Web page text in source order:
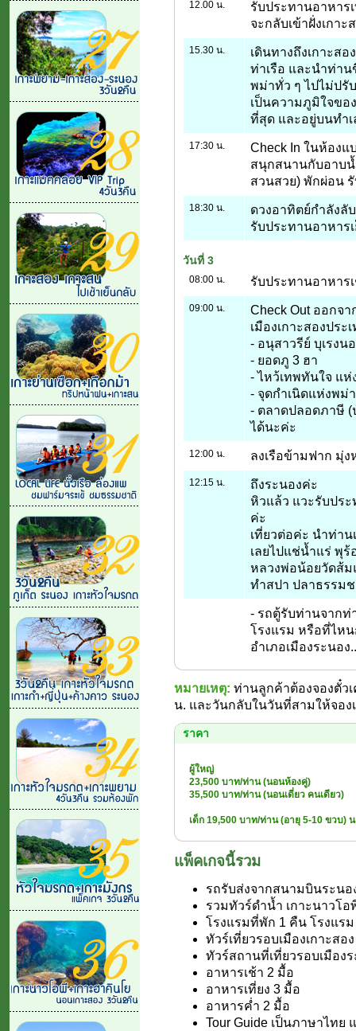
12.00 น.
รับประทานอาหาร
จะกลับเข้าฝั่งเกาะ
15.30 น.
เดินทางถึงเกาะส
ท่าเรือ และนำท่าน
พม่าทั่ว ๆ ไปไม่ปรั
เป็นความภูมิใจขอ
ที่สุด และอยู่บนทำเ
17:30 น.
Check In ในห้องแ
สนุกสนานกับอาบน้
สวนสวย) พักผ่อน
18:30 น.
ดวงอาทิตย์กำลังลั
รับประทานอาหาร
วันที่ 3
08:00 น. รับประทานอาหาร
09:00 น.
Check Out ออกจ
เมืองเกาะสองปร
- อนุสาวรีย์ บุเรงน
- ยอดภู 3 ฮา
- ไหว้เทพทันใจ แห่
- จุดกำเนิดแห่งพม่
- ตลาดปลอดภาษี (
ได้นะค่ะ
12:00 น. ลงเรือข้ามฟาก มุ่
12:15 น.
ถึงระนองค่ะ
หิวแล้ว แวะรับปร
ค่ะ
เที่ยวต่อค่ะ นำท่าน
เลยไปแช่น้ำแร่ พุ
หลวงพ่อน้อยวัดส้ม
ทำสปา ปลาธรรม
- รถตู้รับท่านจากท่
โรงแรม หรือที่ไห
อำเภอเมืองระนอง
หมายเหตุ: ท่านลูกค้าต้องจองตั๋ว
น. และวันกลับในวันที่สามให้จอ
ราคา
ผู้ใหญ่
23,500 บาท/ท่าน (นอนห้องคู่)
35,500 บาท/ท่าน (นอนเดี่ยว คนเดียว)
เด็ก 19,500 บาท/ท่าน (อายุ 5-10 ขวบ)
แพ็คเกจนี้รวม
รถรับส่งจากสนามบินระนอ
รวมทัวร์ดำน้ำ เกาะนาวโ
โรงแรมที่พัก 1 คืน โรงแรม
ทัวร์เที่ยวรอบเมืองเกาะสอ
ทัวร์สถานที่เที่ยวรอบเมือง
อาหารเช้า 2 มื้อ
อาหารเที่ยง 3 มื้อ
อาหารค่ำ 2 มื้อ
Tour Guide เป็นภาษาไทย